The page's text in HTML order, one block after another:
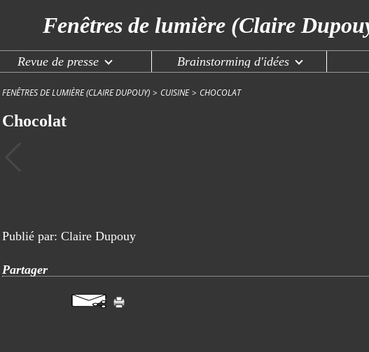
Fenêtres de lumière (Claire
Revue de presse Brainstorming d'idées
FENÊTRES DE LUMIÈRE (CLAIRE DUPOUY) > CUISINE > CHOCOLAT
Chocolat
Publié par: Claire Dupouy
Partager